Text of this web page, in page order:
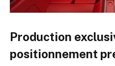
Production
positionnement